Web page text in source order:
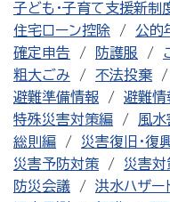
子ども・子育て支援新制
住宅ローン控除
公的
確定申告
防護服
粗大ごみ
不法投棄
避難準備情報
避難情
特殊災害対策編
風水
総則編
災害復旧・復
災害予防対策
災害対
防災会議
洪水ハザー